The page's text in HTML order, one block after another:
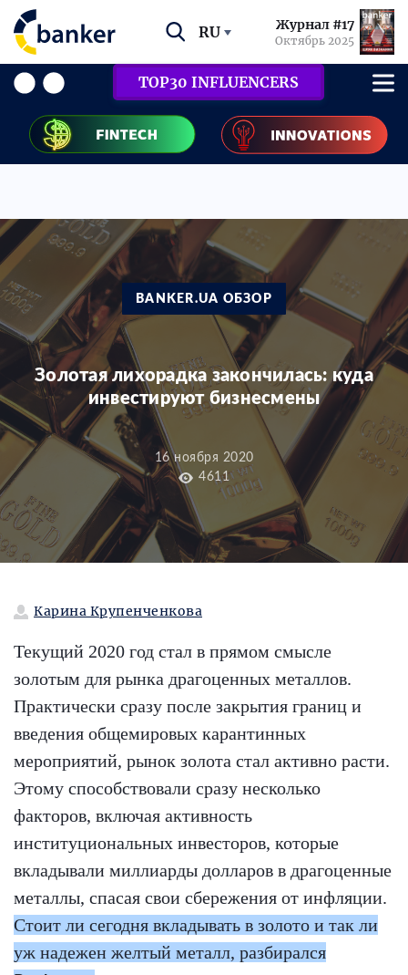
RU Журнал #17
Октябрь 2025
TOP30 INFLUENCERS
BANKER.UA ОБЗОР
Золотая лихорадка закончилась: куда
инвестируют бизнесмены
16 ноября 2020
4611
Карина Крупенченкова
Текущий 2020 год стал в прямом смысле
золотым для рынка драгоценных металлов.
Практически сразу после закрытия границ и
введения общемировых карантинных
мероприятий, рынок золота стал активно расти.
Этому способствовали сразу несколько
факторов, включая активность
институциональных инвесторов, которые
вкладывали миллиарды долларов в драгоценные
металлы, спасая свои сбережения от инфляции.
Стоит ли сегодня вкладывать в золото и так ли
уж надежен желтый металл, разбирался